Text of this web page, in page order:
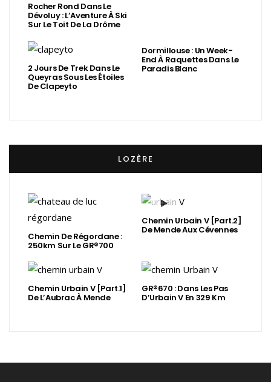
Rocher Rond Dans Le
Dévoluy : L’Aventure À Ski
Sur Le Toit De La Drôme
2 Jours De Trek Dans Le
Queyras Sous Les Étoiles
De Clapeyto
Dormillouse : Un Week-
End À Raquettes Dans Le
Paradis Blanc
LOZÈRE
Chemin De Régordane :
250km Sur Le GR®700
Chemin Urbain V [Part.2]
De Mende Aux Cévennes
Chemin Urbain V [Part.1]
De L’Aubrac À Mende
GR®670 : Dans Les Pas
D’Urbain V En 329 Km